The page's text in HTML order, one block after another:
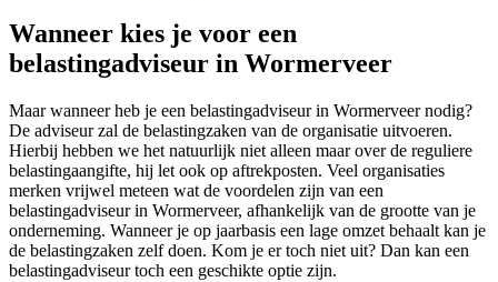
Wanneer kies je voor een
belastingadviseur in Wormerveer
Maar wanneer heb je een belastingadviseur in Wormerveer nodig?
De adviseur zal de belastingzaken van de organisatie uitvoeren.
Hierbij hebben we het natuurlijk niet alleen maar over de reguliere
belastingaangifte, hij let ook op aftrekposten. Veel organisaties
merken vrijwel meteen wat de voordelen zijn van een
belastingadviseur in Wormerveer, afhankelijk van de grootte van je
onderneming. Wanneer je op jaarbasis een lage omzet behaalt kan je
de belastingzaken zelf doen. Kom je er toch niet uit? Dan kan een
belastingadviseur toch een geschikte optie zijn.